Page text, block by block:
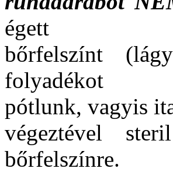
égett
bőrfelszínt
folyadékot
pótlunk, vagyis
végeztével
bőrfelszínre.